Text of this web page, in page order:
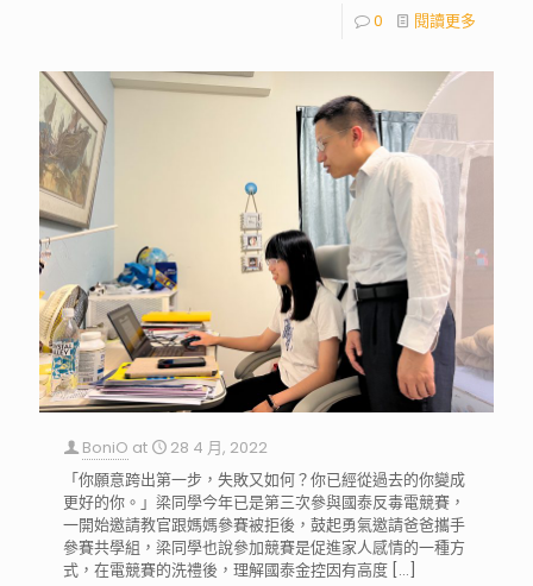
0 閱讀更多
BoniO at
28 4 月, 2022
「你願意跨出第一步，失敗又如何？你已經從過去的你變成
更好的你。」梁同學今年已是第三次參與國泰反毒電競賽，
一開始邀請教官跟媽媽參賽被拒後，鼓起勇氣邀請爸爸攜手
參賽共學組，梁同學也說參加競賽是促進家人感情的一種方
式，在電競賽的洗禮後，理解國泰金控因有高度 […]